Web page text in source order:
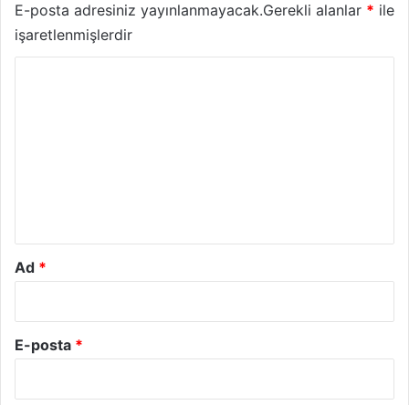
E-posta adresiniz yayınlanmayacak.Gerekli alanlar * ile
işaretlenmişlerdir
Ad *
E-posta *